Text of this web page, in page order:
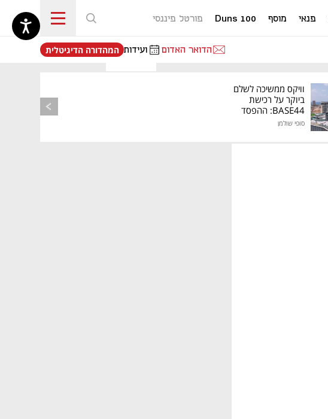
פנאי מוסף Duns 100 פורטל פיננסי
הדואר האדום ועידות
נפתח בכרטיסייה חדשה
המהדורה הדיגיטלית
וויקס ממשיכה לשלם
ביוקר על רכישת
BASE44: ההפסד
סופי שולמן